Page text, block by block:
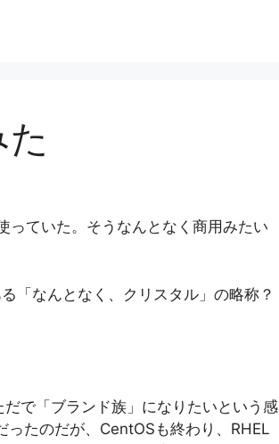
ていた。そうなんとなく商用みたい
「なんとなく、クリスタル」の略称？
で「ブランド族」になりたいという感
たのだが、CentOSも終わり、RHEL